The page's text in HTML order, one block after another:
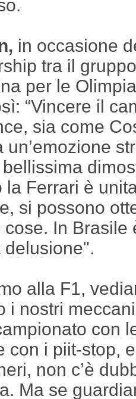
in occasione
tra il
per le
“Vincere il
sia come
un’emozione
bellissima
la Ferrari è
si possono
In Brasile
alla F1,
i nostri
con
con i piit-stop,
non c’è
Ma se